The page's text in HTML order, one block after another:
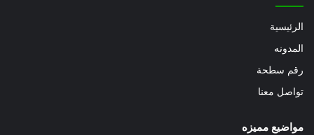
الرئيسية
المدونه
رقم سطحة
تواصل معنا
مواضيع مميزه